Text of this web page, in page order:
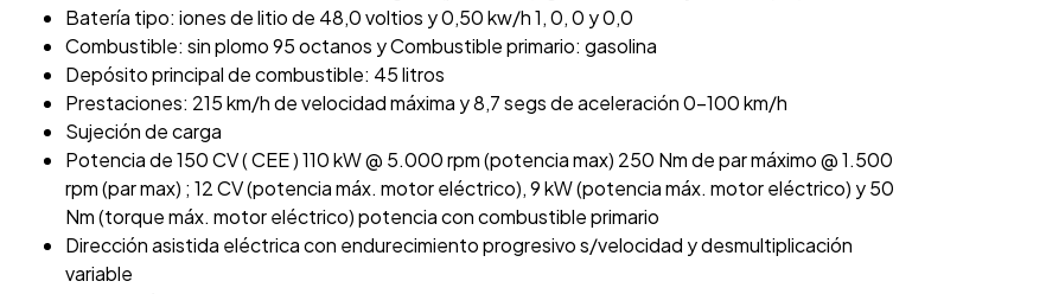
Batería tipo: iones de litio de 48,0 voltios y 0,50 kw/h 1, 0, 0 y 0,0
Combustible: sin plomo 95 octanos y Combustible primario: gasolina
Depósito principal de combustible: 45 litros
Prestaciones: 215 km/h de velocidad máxima y 8,7 segs de aceleración 0-100 km/h
Sujeción de carga
Potencia de 150 CV ( CEE ) 110 kW @ 5.000 rpm (potencia max) 250 Nm de par máximo @ 1.500
rpm (par max) ; 12 CV (potencia máx. motor eléctrico), 9 kW (potencia máx. motor eléctrico) y 50
Nm (torque máx. motor eléctrico) potencia con combustible primario
Dirección asistida eléctrica con endurecimiento progresivo s/velocidad y desmultiplicación
variable